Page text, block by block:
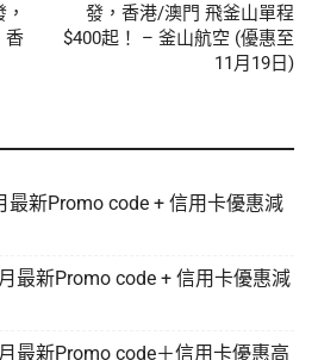
香
發，香港/澳門 飛釜山單程
$400起！ – 釜山航空 (優惠至
11月19日)
最新Promo code + 信用卡優惠減
最新Promo code + 信用卡優惠減
最新Promo code＋信用卡優惠高